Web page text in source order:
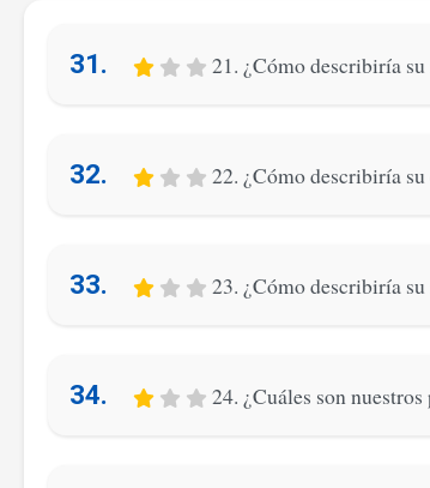
31. 21. ¿Cómo describiría
32. 22. ¿Cómo describiría
33. 23. ¿Cómo describiría
34. 24. ¿Cuáles son